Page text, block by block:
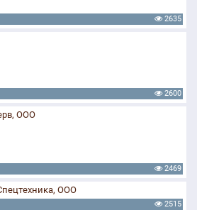
2635
2600
ООО
2469
ООО
2515